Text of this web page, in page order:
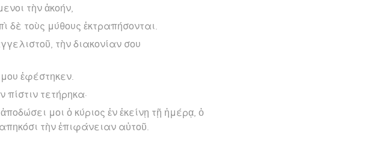
τὴν ἀκοήν,
δὲ τοὺς μύθους ἐκτραπήσονται.
τὴν διακονίαν σου
ἐφέστηκεν.
τετήρηκα·
μοι ὁ κύριος ἐν ἐκείνῃ τῇ ἡμέρᾳ, ὁ
τὴν ἐπιφάνειαν αὐτοῦ.